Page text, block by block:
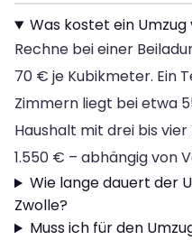
Was kostet ein
Rechne bei einer
70 € je Kubikmeter. Ein
Zimmern liegt bei etwa
Haushalt mit drei bis vier
1.550 € – abhängig von
Wie lange dauert der
Zwolle?
Muss ich für den